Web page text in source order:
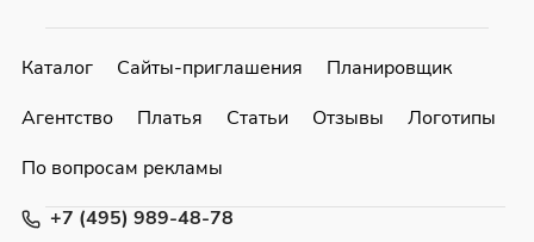
+7 (495) 989-48-78
Каталог Сайты-приглашения
Планировщик
Агентство
Платья Статьи Отзывы
Логотипы
По вопросам рекламы